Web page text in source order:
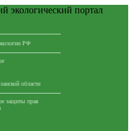
РФ
области
защиты прав